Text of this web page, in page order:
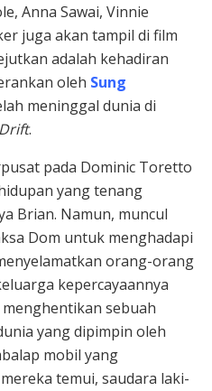
Anna Sawai, Vinnie
juga akan tampil di film
adalah kehadiran
oleh Sung
meninggal dunia di
.
pada Dominic Toretto
yang tenang
Brian. Namun, muncul
Dom untuk menghadapi
orang-orang
kepercayaannya
sebuah
yang dipimpin oleh
mobil yang
temui, saudara laki-